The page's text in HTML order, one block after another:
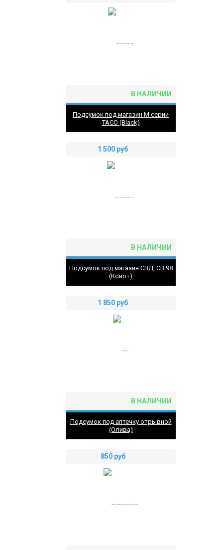
В НАЛИЧИИ
Подсумок под магазин М серии
TACO (Black)
1 500 руб
В НАЛИЧИИ
Подсумок под магазин СВД, СВ 98
(Койот)
1 850 руб
В НАЛИЧИИ
Подсумок под аптечку отрывной
(Олива)
850 руб